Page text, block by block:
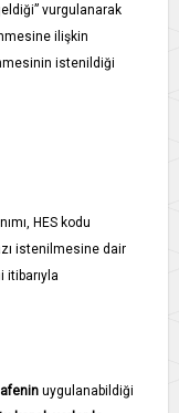
vurgulanarak
ilişkin
istenildiği
HES kodu
istenilmesine dair
itibarıyla
uygulanabildiği